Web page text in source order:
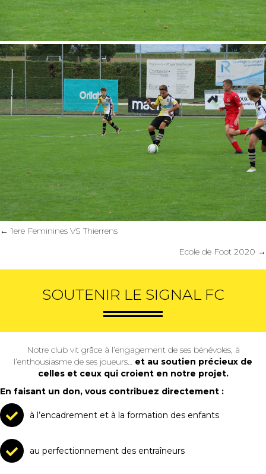
Posts
← 1ere Feminines VS Thierrens
Ecole de Foot 2020 →
SOUTENIR LE SIGNAL FC
Notre club vit grâce à l’engagement de ses bénévoles, à
l’enthousiasme de ses joueurs… et au soutien précieux de
celles et ceux qui croient en notre projet.
En faisant un don, vous contribuez directement :
à l’encadrement et à la formation des enfants
au perfectionnement des entraîneurs